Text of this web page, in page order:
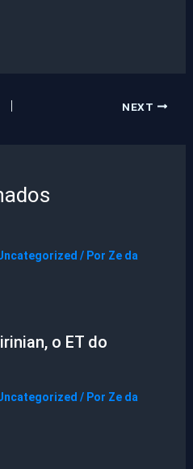
NEXT
/ Por Ze da
o ET do
/ Por Ze da